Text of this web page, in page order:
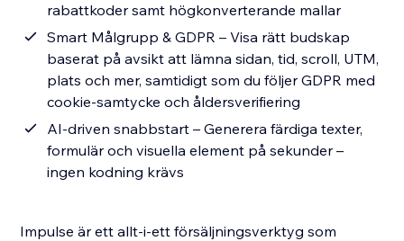
rabattkoder samt högkonverterande mallar
Smart Målgrupp & GDPR – Visa rätt budskap
baserat på avsikt att lämna sidan, tid, scroll, UTM,
plats och mer, samtidigt som du följer GDPR med
cookie-samtycke och åldersverifiering
AI-driven snabbstart – Generera färdiga texter,
formulär och visuella element på sekunder –
ingen kodning krävs
Impulse är ett allt-i-ett försäljningsverktyg som